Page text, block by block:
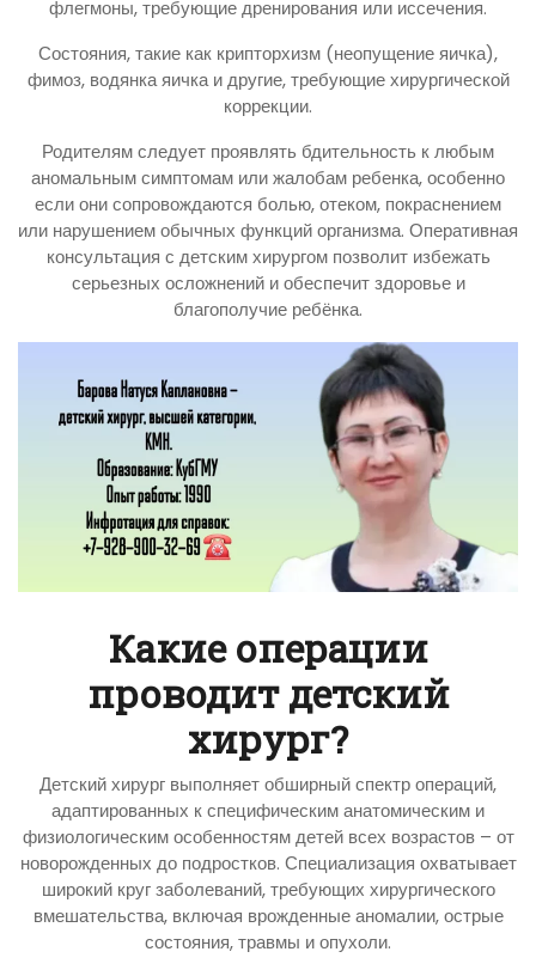
флегмоны, требующие дренирования или иссечения.
Состояния, такие как крипторхизм (неопущение яичка),
фимоз, водянка яичка и другие, требующие хирургической
коррекции.
Родителям следует проявлять бдительность к любым
аномальным симптомам или жалобам ребенка, особенно
если они сопровождаются болью, отеком, покраснением
или нарушением обычных функций организма. Оперативная
консультация с детским хирургом позволит избежать
серьезных осложнений и обеспечит здоровье и
благополучие ребёнка.
Какие операции
проводит детский
хирург?
Детский хирург выполняет обширный спектр операций,
адаптированных к специфическим анатомическим и
физиологическим особенностям детей всех возрастов – от
новорожденных до подростков. Специализация охватывает
широкий круг заболеваний, требующих хирургического
вмешательства, включая врожденные аномалии, острые
состояния, травмы и опухоли.